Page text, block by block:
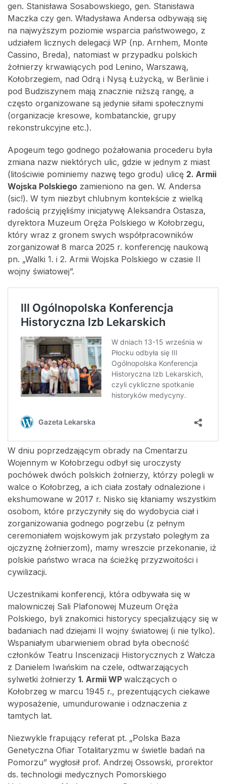
gen. Stanisława Sosabowskiego, gen. Stanisława
Maczka czy gen. Władysława Andersa odbywają się
na najwyższym poziomie wsparcia państwowego, z
udziałem licznych delegacji WP (np. Arnhem, Monte
Cassino, Breda), natomiast w przypadku polskich
żołnierzy krwawiących pod Lenino, Warszawą,
Kołobrzegiem, nad Odrą i Nysą Łużycką, w Berlinie i
pod Budziszynem mają znacznie niższą rangę, a
często organizowane są jedynie siłami społecznymi
(organizacje kresowe, kombatanckie, grupy
rekonstrukcyjne etc.).
Apogeum tego godnego pożałowania procederu była
zmiana nazw niektórych ulic, gdzie w jednym z miast
(litościwie pominiemy nazwę tego grodu) ulicę 2. Armii
Wojska Polskiego zamieniono na gen. W. Andersa
(sic!). W tym niezbyt chlubnym kontekście z wielką
radością przyjęliśmy inicjatywę Aleksandra Ostasza,
dyrektora Muzeum Oręża Polskiego w Kołobrzegu,
który wraz z gronem swych współpracowników
zorganizował 8 marca 2025 r. konferencję naukową
pn. „Walki 1. i 2. Armii Wojska Polskiego w czasie II
wojny światowej”.
W dniu poprzedzającym obrady na Cmentarzu
Wojennym w Kołobrzegu odbył się uroczysty
pochówek dwóch polskich żołnierzy, którzy polegli w
walce o Kołobrzeg, a ich ciała zostały odnalezione i
ekshumowane w 2017 r. Nisko się kłaniamy wszystkim
osobom, które przyczyniły się do wydobycia ciał i
zorganizowania godnego pogrzebu (z pełnym
ceremoniałem wojskowym jak przystało poległym za
ojczyznę żołnierzom), mamy wreszcie przekonanie, iż
polskie państwo wraca na ścieżkę przyzwoitości i
cywilizacji.
Uczestnikami konferencji, która odbywała się w
malowniczej Sali Plafonowej Muzeum Oręża
Polskiego, byli znakomici historycy specjalizujący się w
badaniach nad dziejami II wojny światowej (i nie tylko).
Wspaniałym ubarwieniem obrad była obecność
członków Teatru Inscenizacji Historycznych z Wałcza
z Danielem Iwańskim na czele, odtwarzających
sylwetki żołnierzy 1. Armii WP walczących o
Kołobrzeg w marcu 1945 r., prezentujących ciekawe
wyposażenie, umundurowanie i odznaczenia z
tamtych lat.
Niezwykle frapujący referat pt. „Polska Baza
Genetyczna Ofiar Totalitaryzmu w świetle badań na
Pomorzu” wygłosił prof. Andrzej Ossowski, prorektor
ds. technologii medycznych Pomorskiego